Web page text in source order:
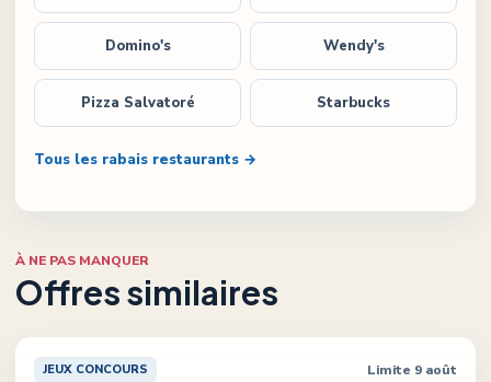
Domino's Wendy's
Pizza Salvatoré Starbucks
Tous les rabais restaurants →
À NE PAS MANQUER
Offres similaires
JEUX CONCOURS Limite 9 août